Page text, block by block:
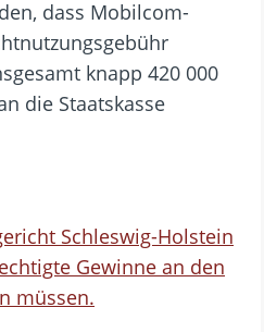
dass Mobilcom-
knapp 420 000
die Staatskasse
Schleswig-Holstein
Gewinne an den
müssen.